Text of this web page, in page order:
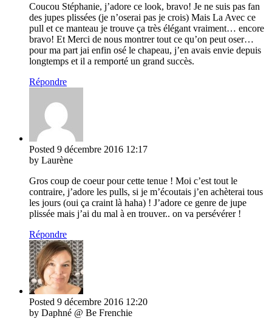
Coucou Stéphanie, j’adore ce look, bravo! Je ne suis pas fan
des jupes plissées (je n’oserai pas je crois) Mais La Avec ce
pull et ce manteau je trouve ça très élégant vraiment… encore
bravo! Et Merci de nous montrer tout ce qu’on peut oser…
pour ma part jai enfin osé le chapeau, j’en avais envie depuis
longtemps et il a remporté un grand succès.
Répondre
Posted 9 décembre 2016 12:17
by Laurène
Gros coup de coeur pour cette tenue ! Moi c’est tout le
contraire, j’adore les pulls, si je m’écoutais j’en achèterai tous
les jours (oui ça craint là haha) ! J’adore ce genre de jupe
plissée mais j’ai du mal à en trouver.. on va persévérer !
Répondre
Posted 9 décembre 2016 12:20
by Daphné @ Be Frenchie